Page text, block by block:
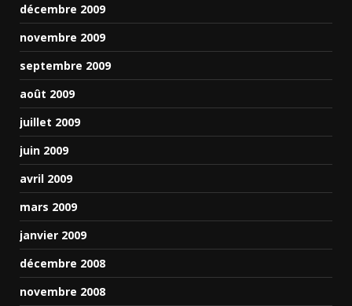
décembre 2009
novembre 2009
septembre 2009
août 2009
juillet 2009
juin 2009
avril 2009
mars 2009
janvier 2009
décembre 2008
novembre 2008